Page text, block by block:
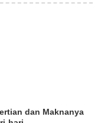
dan Maknanya